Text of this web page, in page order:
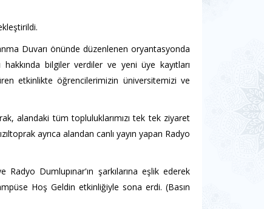
Duvarı önünde düzenlenen oryantasyonda
hakkında bilgiler verdiler ve yeni üye kayıtları
etkinlikte öğrencilerimizin üniversitemizi ve
alandaki tüm topluluklarımızı tek tek ziyaret
ayrıca alandan canlı yayın yapan Radyo
Dumlupınar'ın şarkılarına eşlik ederek
Hoş Geldin etkinliğiyle sona erdi. (Basın